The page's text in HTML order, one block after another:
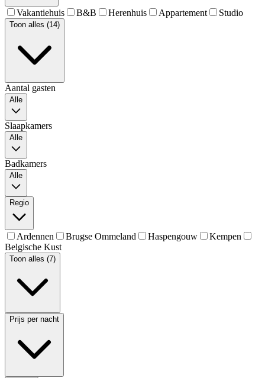
Vakantiehuis B&B Herenhuis Appartement Studio
Toon alles (14)
Aantal gasten
Alle
Slaapkamers
Alle
Badkamers
Alle
Regio
Ardennen Brugse Ommeland Haspengouw
Kempen
Belgische Kust
Toon alles (7)
Prijs per nacht